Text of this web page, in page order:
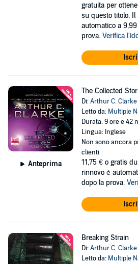
gratuita per
su questo titolo. Il
automatico a
prova. Verifica
Anteprima
The Collected
Di:Arthur C. Clarke
Letto da: Multiple
Durata: 9 ore e 42
Lingua: Inglese
Non sono ancora
clienti
11,75 € o gratis
rinnovo è
dopo la prova.
Breaking Strain
Di:Arthur C. Clarke
Letto da: Multiple